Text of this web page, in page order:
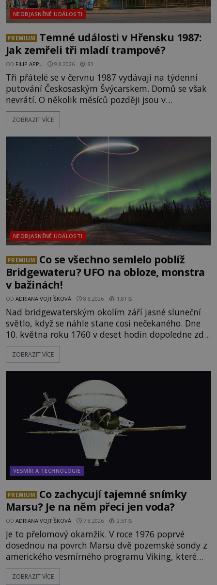
NEOBJASNĚNÉ UDÁLOSTI
PREMIUM
Temné události v Hřensku 1987:
Jak zemřeli tři mladí trampové?
OD FILIP APPL 9.8.2026 83
Tři přátelé se v červnu 1987 vydávají na týdenní
putování Českosaským Švýcarskem. Domů se však
nevrátí. O několik měsíců později jsou v
nepřístupných skalách u Hřenska nalezeny jejich
kostry – a s nimi stopy, které se jen obtížně slučují
přírodní živel, neznámý útočník, nebo někdo, koho
tehdejší režim nechtěl odhalit? [gallery
ids="171131,171132,1711
ZOBRAZIT VÍCE
NEOBJASNĚNÉ UDÁLOSTI
PREMIUM
Co se všechno semlelo poblíž
Bridgewateru? UFO na obloze, monstra
v bažinách!
OD ADRIANA VOJTÍŠKOVÁ 8.8.2026 1.8TIS
Nad bridgewaterským okolím září jasné sluneční
světlo, když se náhle stane cosi nečekaného. Dne
10. května roku 1760 v deset hodin dopoledne zde
dojde k vůbec prvnímu historicky doloženému
přeletu UFO. Podle záznamů vyzařuje takové
jen o nějaký optický klam, nebo se zde skutečně
právě vznáší mimozemská loď
ZOBRAZIT VÍCE
VESMÍR A TECHNOLOGIE
PREMIUM
Co zachycují tajemné snímky
Marsu? Je na něm přeci jen voda?
OD ADRIANA VOJTÍŠKOVÁ 7.8.2026 2.5TIS
Je to přelomový okamžik. V roce 1976 poprvé
dosednou na povrch Marsu dvě pozemské sondy z
amerického vesmírného programu Viking, které
jsou schopny pořídit fotografie záhadami
opředené rudé planety. Viking 1 zde zaznamená
ZOBRAZIT VÍCE